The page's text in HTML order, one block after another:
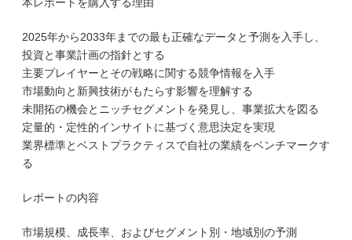
2025年から2033年までの最も正確なデータと予測を入手し、
投資と事業計画の指針とする
主要プレイヤーとその戦略に関する競争情報を入手
市場動向と新興技術がもたらす影響を理解する
未開拓の機会とニッチセグメントを発見し、事業拡大を図る
定量的・定性的インサイトに基づく意思決定を実現
業界標準とベストプラクティスで自社の業績をベンチマークす
る
レポートの内容
市場規模、成長率、およびセグメント別・地域別の予測